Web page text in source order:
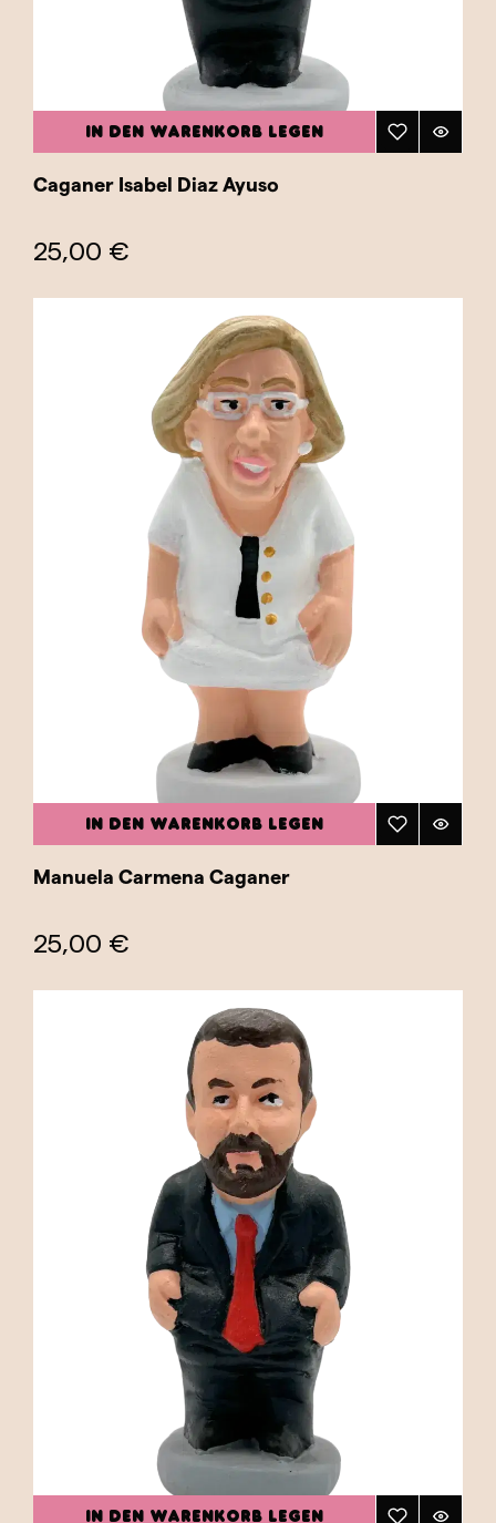
IN DEN WARENKORB LEGEN
Caganer Isabel Diaz Ayuso
25,00 €
IN DEN WARENKORB LEGEN
Manuela Carmena Caganer
25,00 €
IN DEN WARENKORB LEGEN